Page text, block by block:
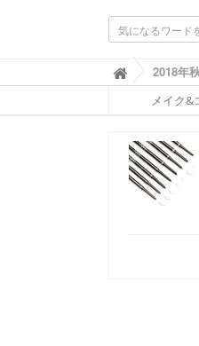
ふ
ぉ
ち
ん
(
F
2018年
メイク&